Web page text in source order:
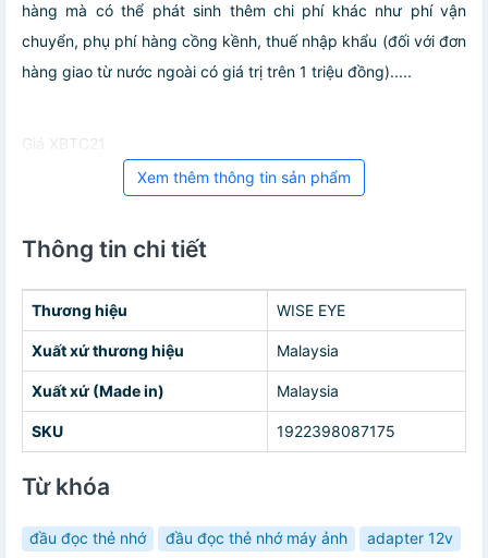
hàng mà có thể phát sinh thêm chi phí khác như phí vận
chuyển, phụ phí hàng cồng kềnh, thuế nhập khẩu (đối với đơn
hàng giao từ nước ngoài có giá trị trên 1 triệu đồng).....
Giá XBTC21
Xem thêm thông tin sản phẩm
Thông tin chi tiết
Thương hiệu WISE EYE
Xuất xứ thương hiệu Malaysia
Xuất xứ (Made in) Malaysia
SKU 1922398087175
Từ khóa
đầu đọc thẻ nhớ đầu đọc thẻ nhớ máy ảnh
adapter 12v